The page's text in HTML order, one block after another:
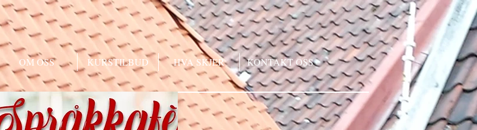
OM OSS KURSTILBUD HVA SKJER KONTAKT OSS